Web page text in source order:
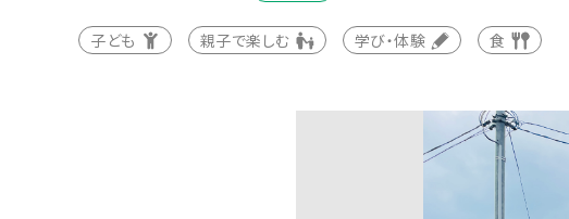
子ども 親子で楽しむ 学び・体験 食